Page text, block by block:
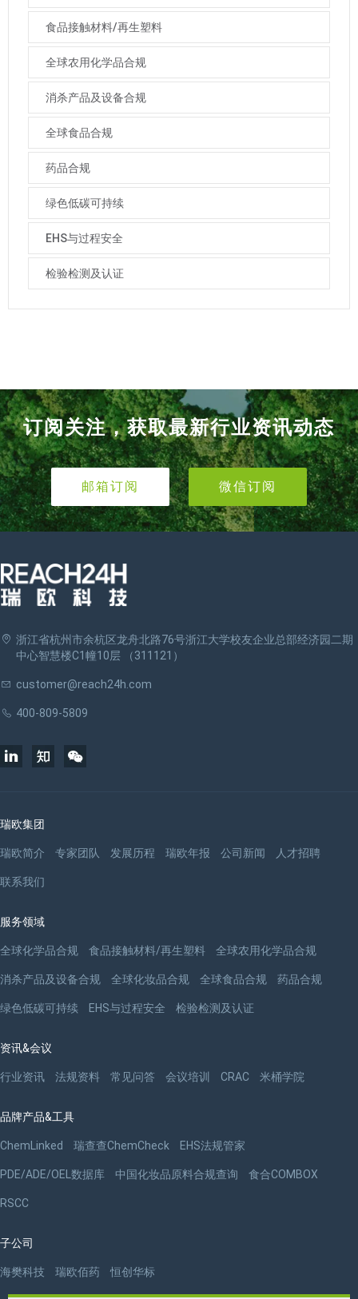
食品接触材料/再生塑料
全球农用化学品合规
消杀产品及设备合规
全球食品合规
药品合规
绿色低碳可持续
EHS与过程安全
检验检测及认证
订阅关注，获取最新行业资讯动态
邮箱订阅 微信订阅
浙江省杭州市余杭区龙舟北路76号浙江大学校友企业总部经济园二期
中心智慧楼C1幢10层 （311121）
customer@reach24h.com
400-809-5809
瑞欧集团
瑞欧简介 专家团队 发展历程 瑞欧年报 公司新闻 人才招聘
联系我们
服务领域
全球化学品合规 食品接触材料/再生塑料 全球农用化学品合规
消杀产品及设备合规 全球化妆品合规 全球食品合规 药品合规
绿色低碳可持续 EHS与过程安全 检验检测及认证
资讯&会议
行业资讯 法规资料 常见问答 会议培训 CRAC 米桶学院
品牌产品&工具
ChemLinked 瑞查查ChemCheck EHS法规管家
PDE/ADE/OEL数据库 中国化妆品原料合规查询 食合COMBOX
RSCC
子公司
海樊科技 瑞欧佰药 恒创华标